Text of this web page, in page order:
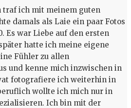
traf ich mit meinem guten
damals als Laie ein paar Fotos
Es war Liebe auf den ersten
hatte ich meine eigene
Fühler zu allen
und kenne mich inzwischen in
fotografiere ich weiterhin in
wollte ich mich nur in
Ich bin mit der